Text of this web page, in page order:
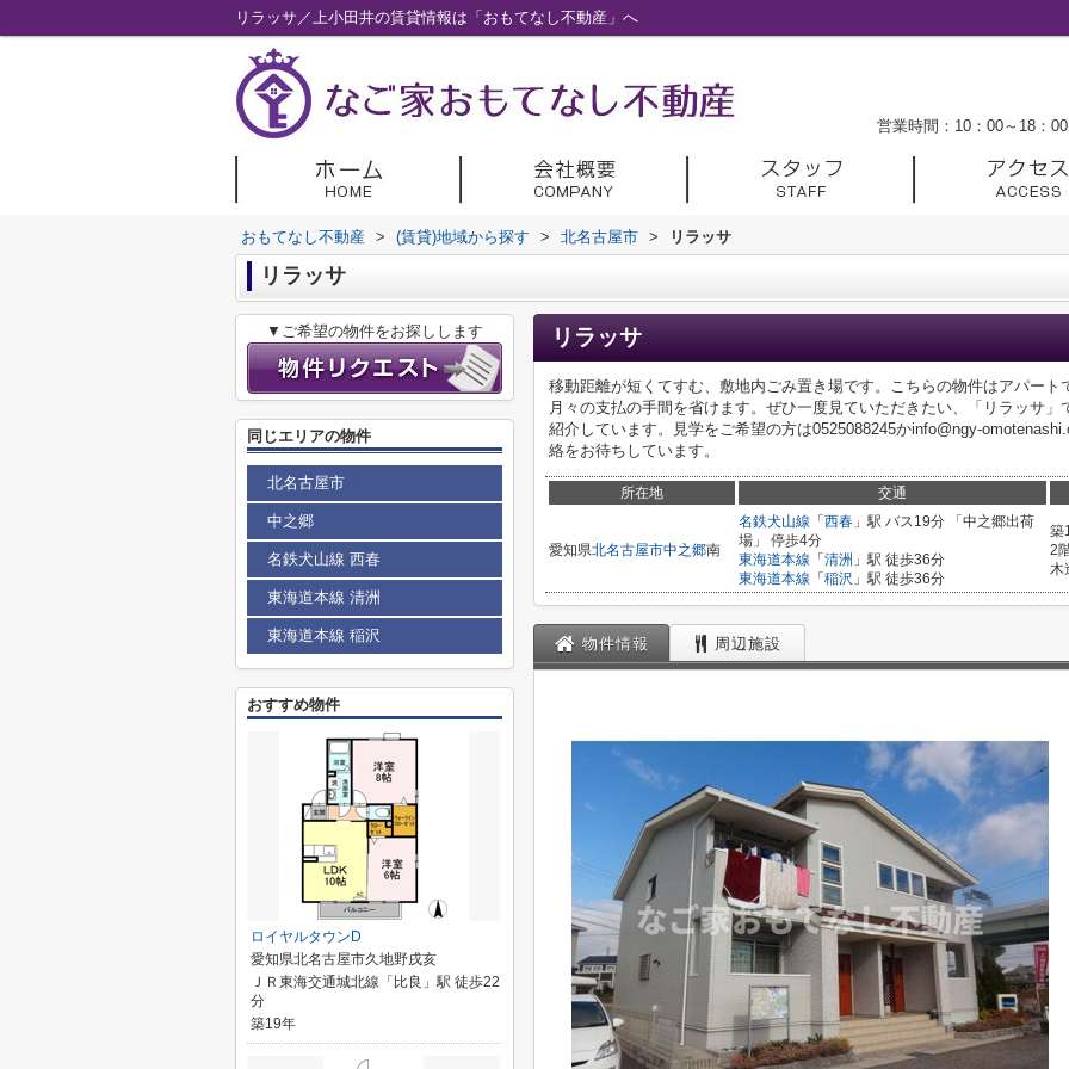
リラッサ／上小田井の賃貸情報は「おもてなし不動産」へ
営業時間：10：00～18：00
おもてなし不動産 > (賃貸)地域から探す > 北名古屋市 > リラッサ
リラッサ
リラッサ
移動距離が短くてすむ、敷地内ごみ置き場です。こちらの物件はアパー
月々の支払の手間を省けます。ぜひ一度見ていただきたい、「リラッサ
紹介しています。見学をご希望の方は0525088245かinfo@ngy-
絡をお待ちしています。
所在地 交通
愛知県北名古屋市中之郷南
名鉄犬山線 「 西春 」駅 バス19分 「中之郷出荷
場」 停歩4分
東海道本線 「 清洲 」駅 徒歩36分
東海道本線 「 稲沢 」駅 徒歩36分
築
2
木
物件情報 周辺施設
▼ご希望の物件をお探しします
同じエリアの物件
北名古屋市
中之郷
名鉄犬山線 西春
東海道本線 清洲
東海道本線 稲沢
おすすめ物件
ロイヤルタウンD
愛知県北名古屋市久地野戌亥
ＪＲ東海交通城北線「比良」駅 徒歩22
分
築19年